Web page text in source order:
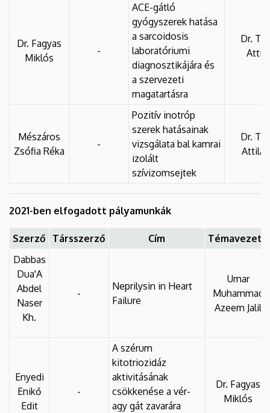
Dr. Fagyas
Miklós
-
ACE-gátló
gyógyszerek hatása
a sarcoidosis
laboratóriumi
diagnosztikájára és
a szervezeti
magatartásra
Dr.
Attila
Mészáros
Zsófia Réka
-
Pozitív inotróp
szerek hatásainak
vizsgálata bal kamrai
izolált
szívizomsejtek
Dr.
2021-ben elfogadott pályamunkák
Szerző Társszerző Cím
Témavezető
Dabbas
Dua'A
Abdel
Naser
Kh.
-
Neprilysin in Heart
Failure
Umar
Muhammad
Azeem Jalil
Enyedi
Enikő
Edit
-
A szérum
kitotriozidáz
aktivitásának
csökkenése a vér-
agy gát zavarára
Dr. Fagyas
Miklós